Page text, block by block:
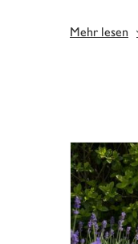
Mehr lesen